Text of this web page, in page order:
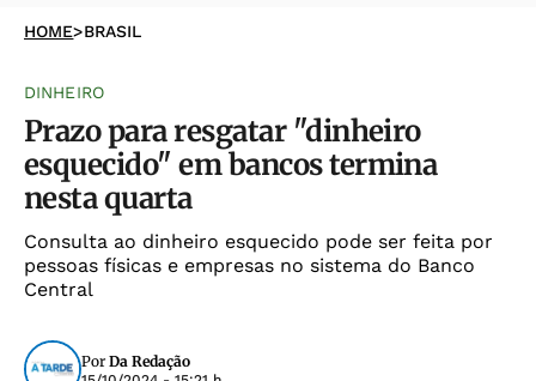
HOME>BRASIL
DINHEIRO
Prazo para resgatar "dinheiro
esquecido" em bancos termina
nesta quarta
Consulta ao dinheiro esquecido pode ser feita por
pessoas físicas e empresas no sistema do Banco
Central
Por Da Redação